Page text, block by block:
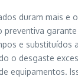
duram mais e
preventiva
e substituídos
o desgaste
equipamentos.